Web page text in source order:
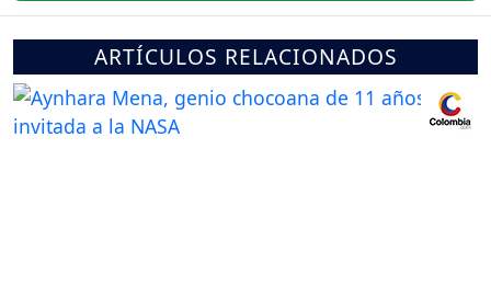
ARTÍCULOS RELACIONADOS